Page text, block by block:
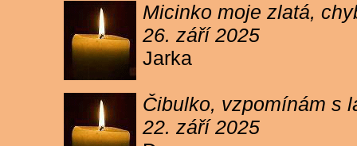
Micinko moje zlatá,
26. září 2025
Jarka
Čibulko, vzpomínám s
22. září 2025